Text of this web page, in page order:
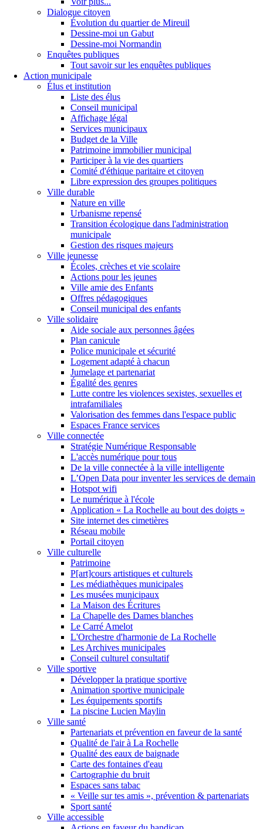
Dialogue citoyen
Évolution du quartier de Mireuil
Dessine-moi un Gabut
Dessine-moi Normandin
Enquêtes publiques
Tout savoir sur les enquêtes publiques
Action municipale
Élus et institution
Liste des élus
Conseil municipal
Affichage légal
Services municipaux
Budget de la Ville
Patrimoine immobilier municipal
Participer à la vie des quartiers
Comité d'éthique paritaire et citoyen
Libre expression des groupes politiques
Ville durable
Nature en ville
Urbanisme repensé
Transition écologique dans l'administration
municipale
Gestion des risques majeurs
Ville jeunesse
Écoles, crèches et vie scolaire
Actions pour les jeunes
Ville amie des Enfants
Offres pédagogiques
Conseil municipal des enfants
Ville solidaire
Aide sociale aux personnes âgées
Plan canicule
Police municipale et sécurité
Logement adapté à chacun
Jumelage et partenariat
Égalité des genres
Lutte contre les violences sexistes, sexuelles et
intrafamiliales
Valorisation des femmes dans l'espace public
Espaces France services
Ville connectée
Stratégie Numérique Responsable
L'accès numérique pour tous
De la ville connectée à la ville intelligente
L’Open Data pour inventer les services de demain
Hotspot wifi
Le numérique à l'école
Application « La Rochelle au bout des doigts »
Site internet des cimetières
Réseau mobile
Portail citoyen
Ville culturelle
Patrimoine
P[art]cours artistiques et culturels
Les médiathèques municipales
Les musées municipaux
La Maison des Écritures
La Chapelle des Dames blanches
Le Carré Amelot
L'Orchestre d'harmonie de La Rochelle
Les Archives municipales
Conseil culturel consultatif
Ville sportive
Développer la pratique sportive
Animation sportive municipale
Les équipements sportifs
La piscine Lucien Maylin
Ville santé
Partenariats et prévention en faveur de la santé
Qualité de l'air à La Rochelle
Qualité des eaux de baignade
Carte des fontaines d'eau
Cartographie du bruit
Espaces sans tabac
« Veille sur tes amis », prévention & partenariats
Sport santé
Ville accessible